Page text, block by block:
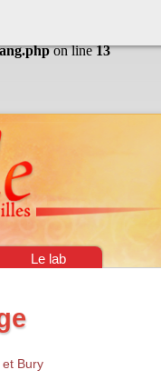
on line13
Le lab
Bury